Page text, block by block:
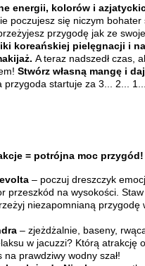
energii, kolorów i
poczujesz się niczym bohater
przygodę jak ze
koreańskiej pielęgnacji i
A teraz nadszedł czas,
Stwórz własną mangę i
przygoda startuje za 3... 2... 1...
= potrójna moc przygód!
– poczuj dreszczyk
przeszkód na wysokości. Staw
niezapomnianą przygodę
– zjeżdżalnie, baseny,
w jacuzzi? Którą atrakcję
na prawdziwy wodny szał!